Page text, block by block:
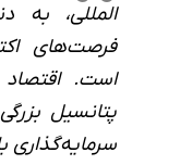
المللی، به
فرصت‌های
است. اقتصاد
پتانسیل
سرمایه‌گذاری